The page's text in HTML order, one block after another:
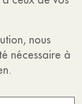
nous
nécessaire à